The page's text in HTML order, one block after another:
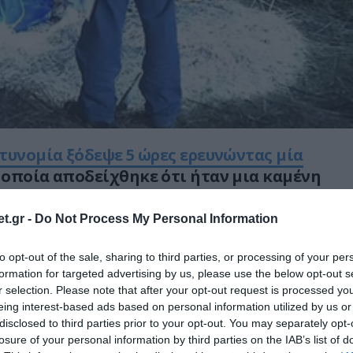
- Do Not Process My Personal Information
opt-out of the sale, sharing to third parties, or processing of your
for targeted advertising by us, please use the below opt-out
selection. Please note that after your opt-out request is processed
interest-based ads based on personal information utilized by us
to third parties prior to your opt-out. You may separately
of your personal information by third parties on the IAB’s list of
ξόδεψε 5 ώρες ερευνώντας μία
αποδείχθηκε ότι ήταν μια καμένη
κλίμακας μετά από αναφορές για ένα
σε ένα κανάλι.